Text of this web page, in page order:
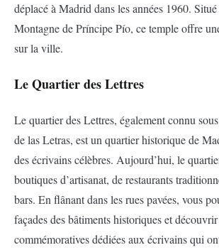
déplacé à Madrid dans les années 1960.
Montagne de Príncipe Pío, ce temple offre
sur la ville.
Le Quartier des Lettres
Le quartier des Lettres, également connu
de las Letras, est un quartier historique de
des écrivains célèbres. Aujourd’hui, le
boutiques d’artisanat, de restaurants
bars. En flânant dans les rues pavées, vous
façades des bâtiments historiques et
commémoratives dédiées aux écrivains qui